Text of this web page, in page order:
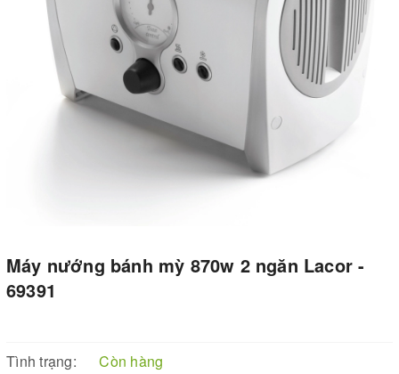
Máy nướng bánh mỳ 870w 2 ngăn Lacor -
69391
Tình trạng:
Còn hàng